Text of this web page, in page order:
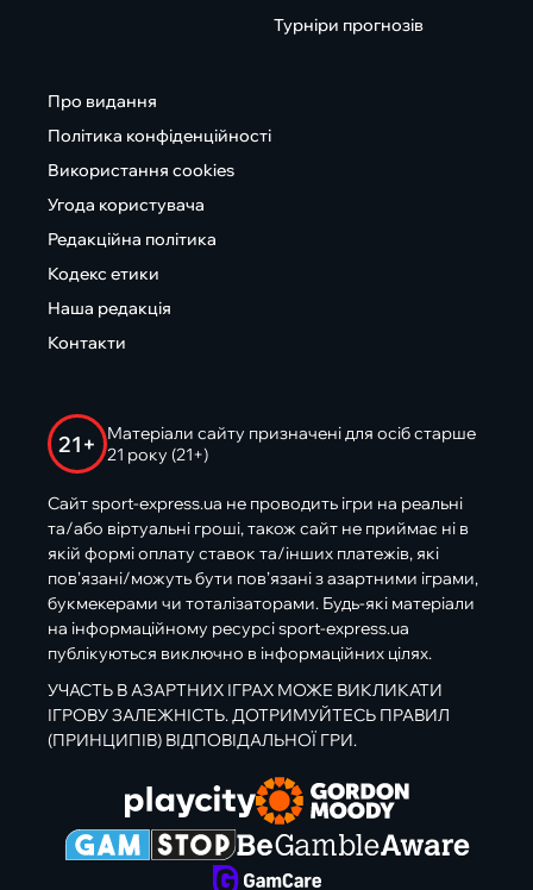
Турніри прогнозів
Про видання
Політика конфіденційності
Використання cookies
Угода користувача
Редакційна політика
Кодекс етики
Наша редакція
Контакти
21+
Матеріали сайту призначені для осіб старше
21 року (21+)
Сайт sport-express.ua не проводить ігри на реальні
та/або віртуальні гроші, також сайт не приймає ні в
якій формі оплату ставок та/інших платежів, які
пов’язані/можуть бути пов’язані з азартними іграми,
букмекерами чи тоталізаторами. Будь-які матеріали
на інформаційному ресурсі sport-express.ua
публікуються виключно в інформаційних цілях.
УЧАСТЬ В АЗАРТНИХ ІГРАХ МОЖЕ ВИКЛИКАТИ
ІГРОВУ ЗАЛЕЖНІСТЬ. ДОТРИМУЙТЕСЬ ПРАВИЛ
(ПРИНЦИПІВ) ВІДПОВІДАЛЬНОЇ ГРИ.